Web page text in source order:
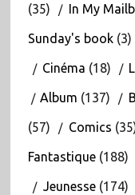
(35) In My
Sunday's book(3)
Cinéma (18)
Album (137)
(57) Comics
Fantastique(188)
Jeunesse(174)